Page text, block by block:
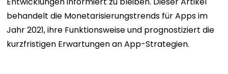
behandelt die Monetarisierungstrends für Apps im
Jahr 2021, ihre Funktionsweise und prognostiziert die
kurzfristigen Erwartungen an App-Strategien.